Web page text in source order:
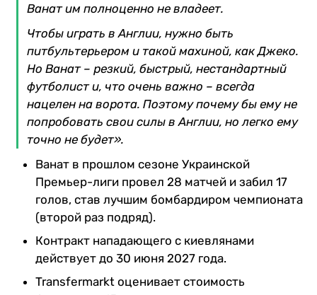
Ванат им полноценно не владеет.
Чтобы играть в Англии, нужно быть
питбультерьером и такой махиной, как Джеко.
Но Ванат – резкий, быстрый, нестандартный
футболист и, что очень важно – всегда
нацелен на ворота. Поэтому почему бы ему не
попробовать свои силы в Англии, но легко ему
точно не будет».
Ванат в прошлом сезоне Украинской
Премьер-лиги провел 28 матчей и забил 17
голов, став лучшим бомбардиром чемпионата
(второй раз подряд).
Контракт нападающего с киевлянами
действует до 30 июня 2027 года.
Transfermarkt оценивает стоимость